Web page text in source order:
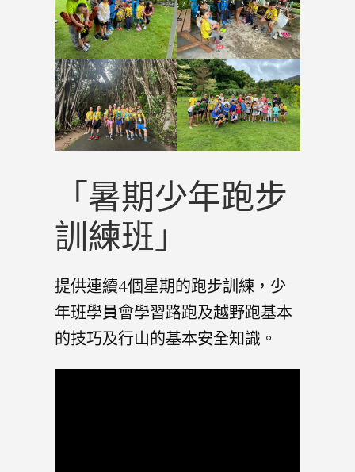
「暑期少年跑步
訓練班」
提供連續4個星期的跑步訓練，少
年班學員會學習路跑及越野跑基本
的技巧及行山的基本安全知識。